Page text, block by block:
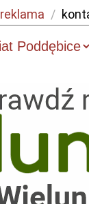
reklama /